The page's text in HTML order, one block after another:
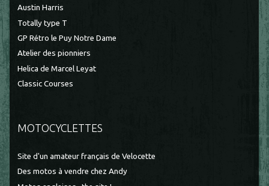
Austin Harris
Totally type T
GP Rétro le Puy Notre Dame
Atelier des pionniers
Helica de Marcel Leyat
Classic Courses
MOTOCYCLETTES
Site d'un amateur français de Velocette
Des motos à vendre chez Andy